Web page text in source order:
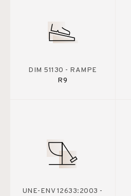
DIM 51130 - RAMPE
R9
UNE-ENV 12633:2003 -